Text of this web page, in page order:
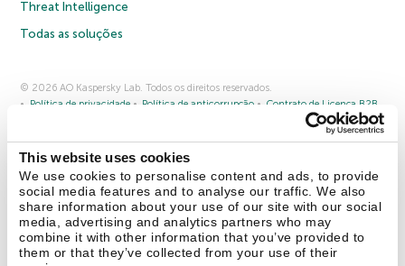
This website uses cookies
We use cookies to personalise content and ads, to provide
social media features and to analyse our traffic. We also
share information about your use of our site with our social
media, advertising and analytics partners who may
combine it with other information that you’ve provided to
them or that they’ve collected from your use of their
Threat Intelligence
Todas as soluções
© 2026 AO Kaspersky Lab. Todos os direitos reservados.
Política de privacidade
Política de anticorrupção
Contrato de Licença B2B
Cookies
Fale conosco Sobre a Kaspersky Parceiros
Comunicado à imprensa
Securelist Eugene Personal Blog